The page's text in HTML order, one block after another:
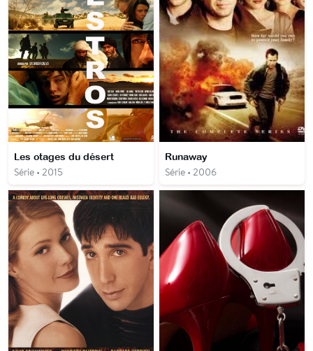
Les otages du désert
Série • 2015
Runaway
Série • 2006